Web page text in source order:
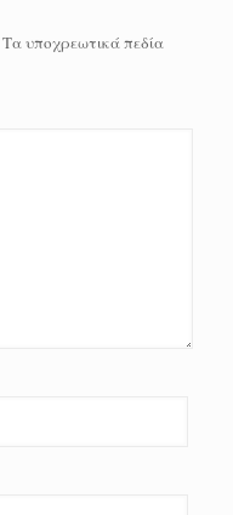
Τα υποχρεωτικά πεδία